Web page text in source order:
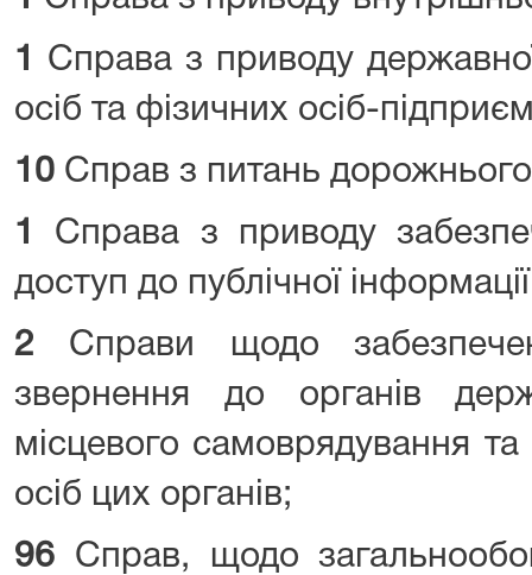
1
Справа з приводу
осіб та фізичних осіб-
10 Справ з питань
1
Справа з приводу
доступ до публічної
2 Справи щодо
звернення до органів
місцевого самоврядування
осіб цих органів;
96 Справ, щодо